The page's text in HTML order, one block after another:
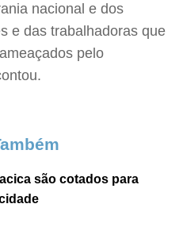
nacional e dos
e das trabalhadoras que
pelo
são cotados para